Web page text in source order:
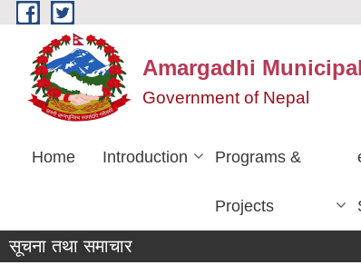
Skip to main content
Amargadhi
Government of Nepal
Home Introduction Programs &
Projects
सूचना तथा समाचार